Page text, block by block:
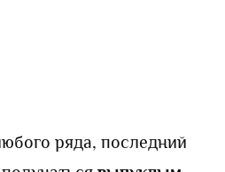
ряда, последний